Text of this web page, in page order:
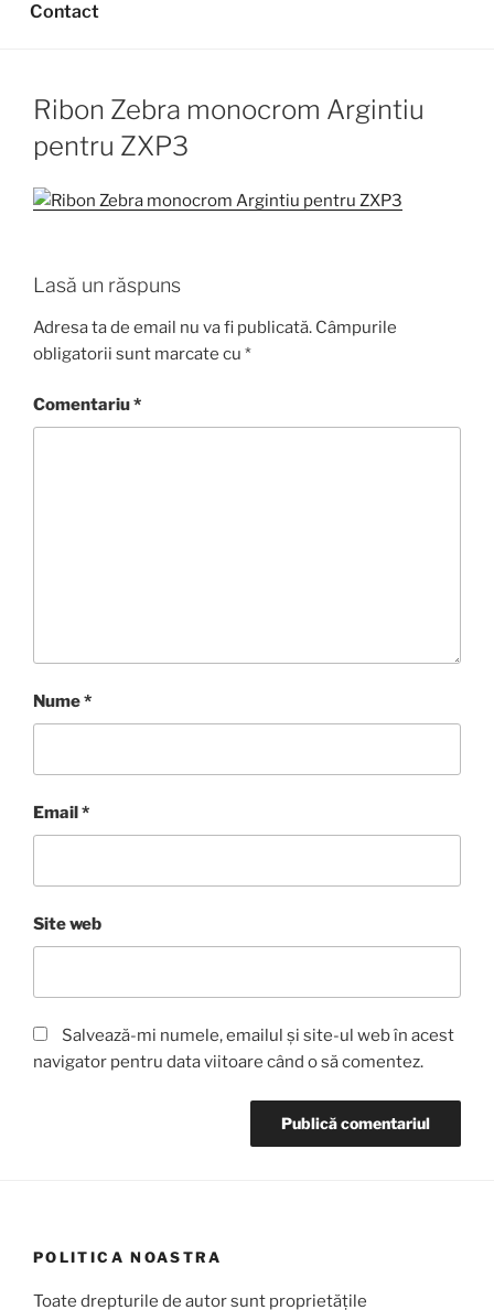
Contact
Ribon Zebra monocrom Argintiu
pentru ZXP3
Lasă un răspuns
Adresa ta de email nu va fi publicată. Câmpurile
obligatorii sunt marcate cu *
Comentariu*
Nume*
Email*
Site web
Salvează-mi numele, emailul și site-ul web în acest
navigator pentru data viitoare când o să comentez.
POLITICA NOASTRA
Toate drepturile de autor sunt proprietățile